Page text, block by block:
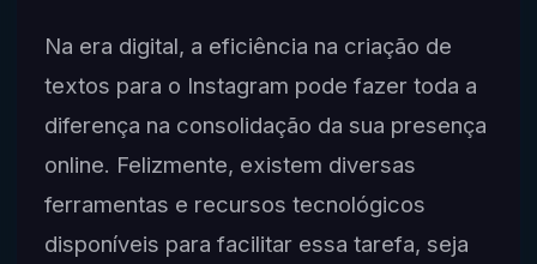
Na era digital, a eficiência na criação de
textos para o Instagram pode fazer toda a
diferença na consolidação da sua presença
online. Felizmente, existem diversas
ferramentas e recursos tecnológicos
disponíveis para facilitar essa tarefa, seja